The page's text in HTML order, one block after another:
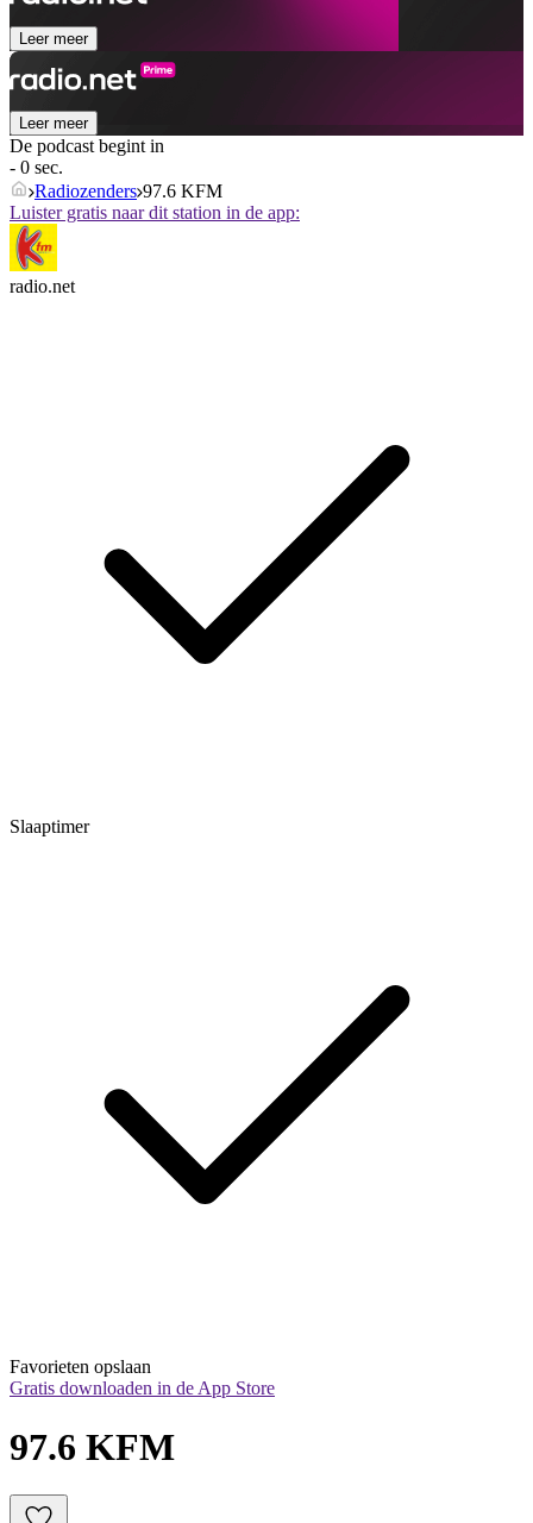
Leer meer
Leer meer
De podcast begint in
- 0 sec.
Radiozenders 97.6 KFM
Luister gratis naar dit station in de app:
radio.net
Slaaptimer
Favorieten opslaan
Gratis downloaden in de App Store
97.6 KFM